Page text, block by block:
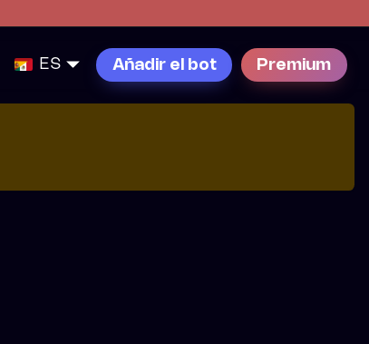
ES Añadir el bot Premium